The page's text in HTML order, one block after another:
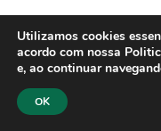
Utilizamos cookies
acordo com nossa
e, ao continuar
OK